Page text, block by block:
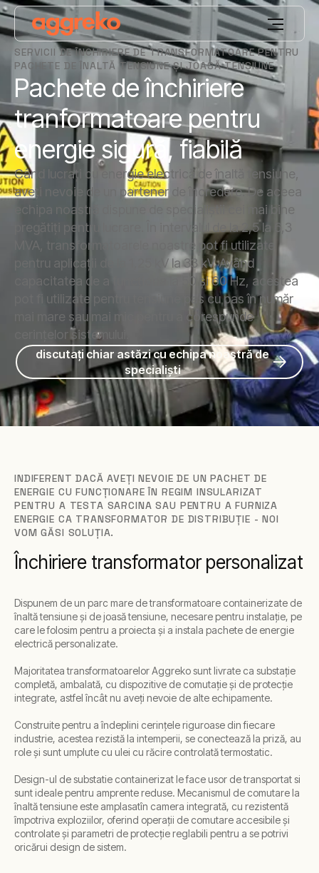
SERVICII DE ÎNCHIRIERE DE TRANSFORMATOARE PENTRU
PACHETE DE ÎNALTĂ TENSIUNE ȘI JOASĂ TENSIUNE
Pachete de închiriere
tranformatoare pentru
energie sigură, fiabilă
Când lucrați cu energie electrică de înaltă tensiune,
aveți nevoie de un partener de încredere. De aceea
echipa noastră dispune de specialiștii cei mai bine
pregătiţi pentru lucrare. În intervalul de la 2,5 la 6,3
MVA, transformatoarele noastre pot fi utilizate
pentru aplicații de la 1,25 kV la 33 kV. Având
capacitatea de a funcționa la 50 și 60 Hz, acestea
pot fi utilizate pentru tensiune pas cu pas în număr
mai mare sau mai mic pentru a corespunde
cerințelor sistemului.
discutați chiar astăzi cu echipa noastră de
specialiști
INDIFERENT DACĂ AVEȚI NEVOIE DE UN PACHET DE
ENERGIE CU FUNCȚIONARE ÎN REGIM INSULARIZAT
PENTRU A TESTA SARCINA SAU PENTRU A FURNIZA
ENERGIE CA TRANSFORMATOR DE DISTRIBUȚIE - NOI
VOM GĂSI SOLUȚIA.
Închiriere transformator personalizat
Dispunem de un parc mare de transformatoare containerizate de
înaltă tensiune și de joasă tensiune, necesare pentru instalație, pe
care le folosim pentru a proiecta și a instala pachete de energie
electrică personalizate.
Majoritatea transformatoarelor Aggreko sunt livrate ca substație
completă, ambalată, cu dispozitive de comutație și de protecție
integrate, astfel încât nu aveți nevoie de alte echipamente.
Construite pentru a îndeplini cerințele riguroase din fiecare
industrie, acestea rezistă la intemperii, se conectează la priză, au
role și sunt umplute cu ulei cu răcire controlată termostatic.
Design-ul de substatie containerizat le face usor de transportat si
sunt ideale pentru amprente reduse. Mecanismul de comutare la
înaltă tensiune este amplasatîn camera integrată, cu rezistentă
împotriva exploziilor, oferind operații de comutare accesibile și
controlate și parametri de protecție reglabili pentru a se potrivi
oricărui design de sistem.